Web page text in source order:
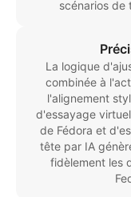
scénarios de
La logique
combinée à
l'alignement
d'essayage
de Fédora et
tête par IA
fidèlement les